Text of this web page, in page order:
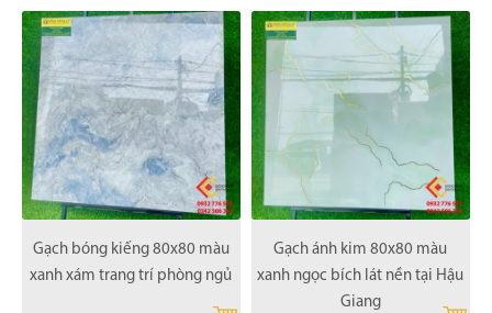
Gạch bóng kiếng 80x80 màu
xanh xám trang trí phòng ngủ
Gạch ánh kim 80x80 màu
xanh ngọc bích lát nền tại Hậu
Giang